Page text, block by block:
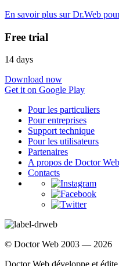
En savoir plus sur Dr.Web
Free trial
14 days
Download now
Get it on Google Play
Pour les particuliers
Pour entreprises
Support technique
Pour les utilisateurs
Partenaires
A propos de Doctor Web
Contacts
© Doctor Web 2003 — 2026